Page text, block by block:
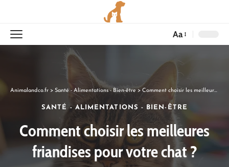
Aa
Animalandco.fr > Santé - Alimentations - Bien-être > Comment choisir les meilleures friandises pour votre chat ?
SANTÉ - ALIMENTATIONS - BIEN-ÊTRE
Comment choisir les meilleures
friandises pour votre chat ?